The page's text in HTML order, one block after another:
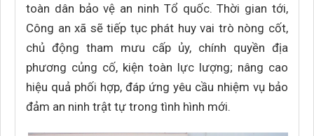
toàn dân bảo vệ an ninh Tổ quốc. Thời gian tới,
Công an xã sẽ tiếp tục phát huy vai trò nòng cốt,
chủ động tham mưu cấp ủy, chính quyền địa
phương củng cố, kiện toàn lực lượng; nâng cao
hiệu quả phối hợp, đáp ứng yêu cầu nhiệm vụ bảo
đảm an ninh trật tự trong tình hình mới.